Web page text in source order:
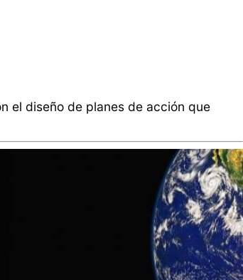
el diseño de planes de acción que